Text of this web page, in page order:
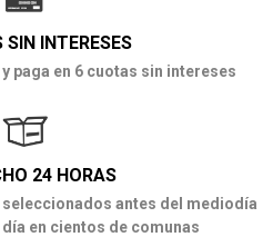
SIN INTERESES
paga en 6 cuotas sin intereses
24 HORAS
antes del mediodía
en cientos de comunas